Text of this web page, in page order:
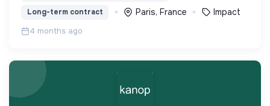
🛰️
Long-term contract
Paris, France Impact
4 months ago